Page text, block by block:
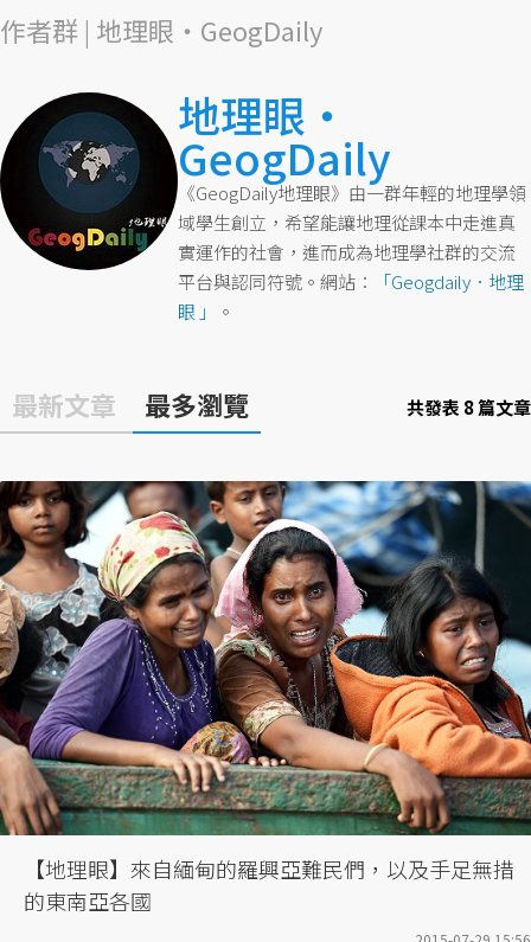
作者群 | 地理眼‧GeogDaily
地理眼‧
GeogDaily
《GeogDaily地理眼》由一群年輕的地理學領
域學生創立，希望能讓地理從課本中走進真
實運作的社會，進而成為地理學社群的交流
平台與認同符號。網站：
「Geogdaily．地理
眼 」
。
最新文章 最多瀏覽 共發表 8 篇文章
【地理眼】來自緬甸的羅興亞難民們，以及手足無措
的東南亞各國